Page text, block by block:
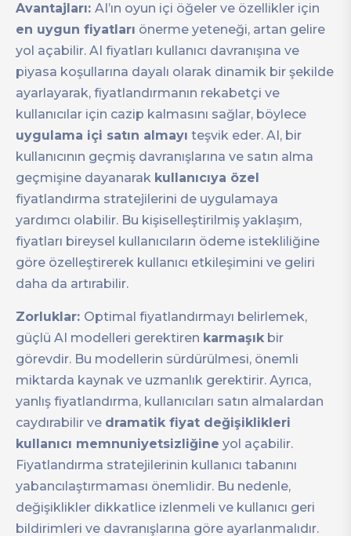
Avantajları: AI’ın oyun içi öğeler ve özellikler için
en uygun fiyatları önerme yeteneği, artan gelire
yol açabilir. AI fiyatları kullanıcı davranışına ve
piyasa koşullarına dayalı olarak dinamik bir şekilde
ayarlayarak, fiyatlandırmanın rekabetçi ve
kullanıcılar için cazip kalmasını sağlar, böylece
uygulama içi satın almayı teşvik eder. AI, bir
kullanıcının geçmiş davranışlarına ve satın alma
geçmişine dayanarak kullanıcıya özel
fiyatlandırma stratejilerini de uygulamaya
yardımcı olabilir. Bu kişiselleştirilmiş yaklaşım,
fiyatları bireysel kullanıcıların ödeme istekliliğine
göre özelleştirerek kullanıcı etkileşimini ve geliri
daha da artırabilir.
Zorluklar: Optimal fiyatlandırmayı belirlemek,
güçlü AI modelleri gerektiren karmaşık bir
görevdir. Bu modellerin sürdürülmesi, önemli
miktarda kaynak ve uzmanlık gerektirir. Ayrıca,
yanlış fiyatlandırma, kullanıcıları satın almalardan
caydırabilir ve dramatik fiyat değişiklikleri
kullanıcı memnuniyetsizliğine yol açabilir.
Fiyatlandırma stratejilerinin kullanıcı tabanını
yabancılaştırmaması önemlidir. Bu nedenle,
değişiklikler dikkatlice izlenmeli ve kullanıcı geri
bildirimleri ve davranışlarına göre ayarlanmalıdır.